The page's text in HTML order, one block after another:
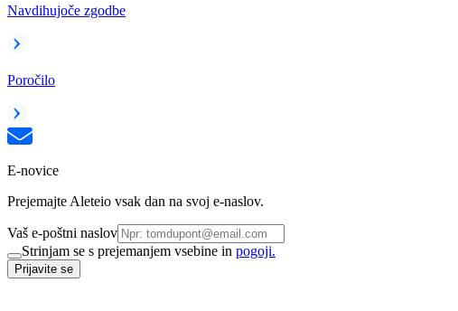
Navdihujoče zgodbe
Poročilo
E-novice
Prejemajte Aleteio vsak dan na svoj e-naslov.
Vaš e-poštni naslov
Strinjam se s prejemanjem vsebine in pogoji.
Prijavite se